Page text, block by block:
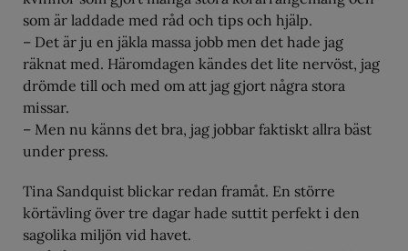
som är laddade med råd och tips och hjälp.
– Det är ju en jäkla massa jobb men det hade jag
räknat med. Häromdagen kändes det lite nervöst, jag
drömde till och med om att jag gjort några stora
missar.
– Men nu känns det bra, jag jobbar faktiskt allra bäst
under press.
Tina Sandquist blickar redan framåt. En större
körtävling över tre dagar hade suttit perfekt i den
sagolika miljön vid havet.